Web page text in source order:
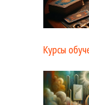
Курсы